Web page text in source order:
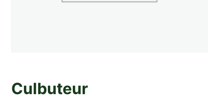
Culbuteur